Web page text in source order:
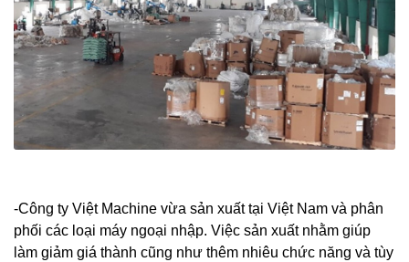
-Công ty Việt Machine vừa sản xuất tại Việt Nam và phân
phối các loại máy ngoại nhập. Việc sản xuất nhằm giúp
làm giảm giá thành cũng như thêm nhiêu chức năng và tùy